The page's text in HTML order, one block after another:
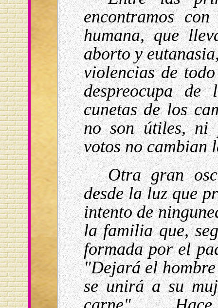
encontramos
humana, que
aborto y
violencias de
despreocupa
cunetas de los
no son útiles, ni
votos no cambian
Otra gran
desde la luz que
intento de
la familia que,
formada por el
"Dejará el
se unirá a su